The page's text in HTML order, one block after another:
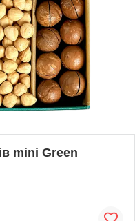
mini Green